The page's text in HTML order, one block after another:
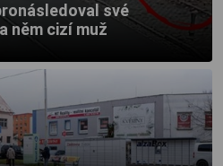
své
něm cizí muž